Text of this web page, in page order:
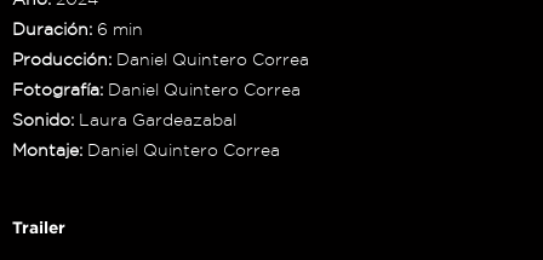
Duración: 6 min
Producción: Daniel Quintero Correa
Fotografía: Daniel Quintero Correa
Sonido: Laura Gardeazabal
Montaje: Daniel Quintero Correa
Trailer